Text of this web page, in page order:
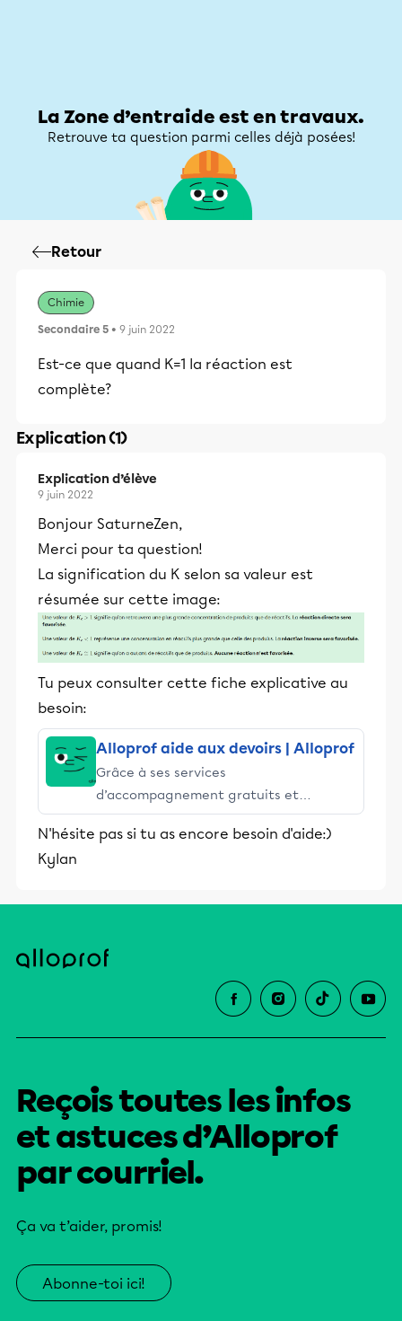
La Zone d’entraide est en travaux.
Retrouve ta question parmi celles déjà posées!
Retour
Chimie
Secondaire 5 • 9 juin 2022
Est-ce que quand K=1 la réaction est
complète?
Explication (1)
Explication d’élève
9 juin 2022
Bonjour SaturneZen,
Merci pour ta question!
La signification du K selon sa valeur est
résumée sur cette image:
Tu peux consulter cette fiche explicative au
besoin:
Alloprof aide aux devoirs | Alloprof
Grâce à ses services
d’accompagnement gratuits et
stimulants, Alloprof engage les élèves
et leurs parents dans la réussite
N'hésite pas si tu as encore besoin d'aide:)
Kylan
Reçois toutes les infos
et astuces d’Alloprof
par courriel.
Ça va t’aider, promis!
Abonne-toi ici!